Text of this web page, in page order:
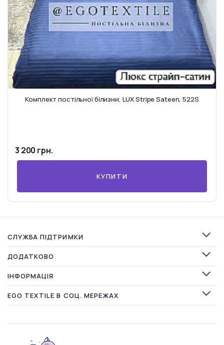
Комплект постільної білизни, LUX Stripe Sateen, 522S
3 200 грн.
КУПИТИ
СЛУЖБА ПІДТРИМКИ
ДОДАТКОВО
ІНФОРМАЦІЯ
EGO TEXTILE В СОЦ. МЕРЕЖАХ